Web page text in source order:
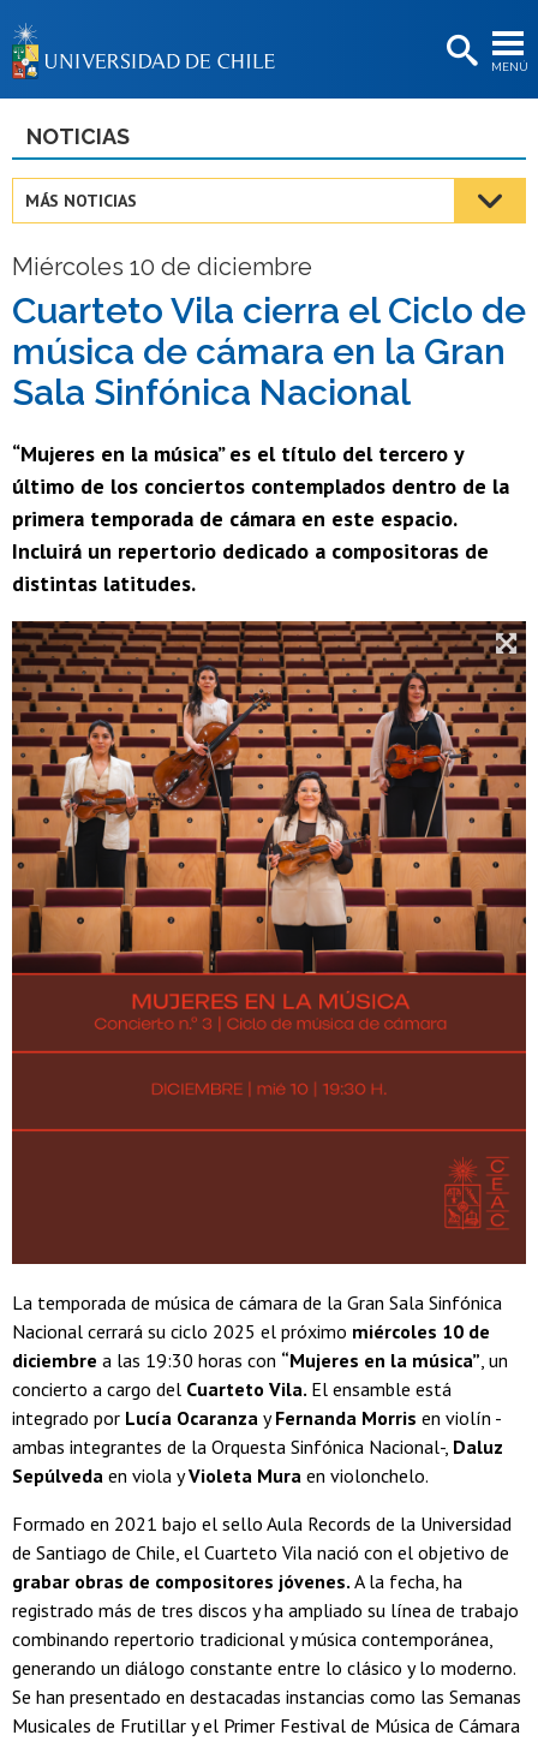
MENÚ
BIBLIOTECAS
Estudiantes
Académicas/os
Funcionarias/os
Egresadas/os
NOTICIAS
MÁS NOTICIAS
Miércoles 10 de diciembre
Cuarteto Vila cierra el Ciclo de
música de cámara en la Gran
Sala Sinfónica Nacional
“Mujeres en la música” es el título del tercero y
último de los conciertos contemplados dentro de la
primera temporada de cámara en este espacio.
Incluirá un repertorio dedicado a compositoras de
distintas latitudes.
La temporada de música de cámara de la Gran Sala Sinfónica
Nacional cerrará su ciclo 2025 el próximo miércoles 10 de
diciembre a las 19:30 horas con “Mujeres en la música”, un
concierto a cargo del Cuarteto Vila. El ensamble está
integrado por Lucía Ocaranza yFernanda Morris en violín -
ambas integrantes de la Orquesta Sinfónica Nacional-, Daluz
Sepúlveda en viola yVioleta Mura en violonchelo.
Formado en 2021 bajo el sello Aula Records de la Universidad
de Santiago de Chile, el Cuarteto Vila nació con el objetivo de
grabar obras de compositores jóvenes. A la fecha, ha
registrado más de tres discos y ha ampliado su línea de trabajo
combinando repertorio tradicional y música contemporánea,
generando un diálogo constante entre lo clásico y lo moderno.
Se han presentado en destacadas instancias como las Semanas
Musicales de Frutillar y el Primer Festival de Música de Cámara